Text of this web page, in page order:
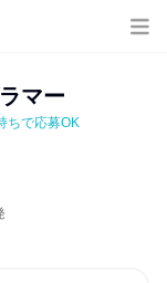
マー
ちで応募OK